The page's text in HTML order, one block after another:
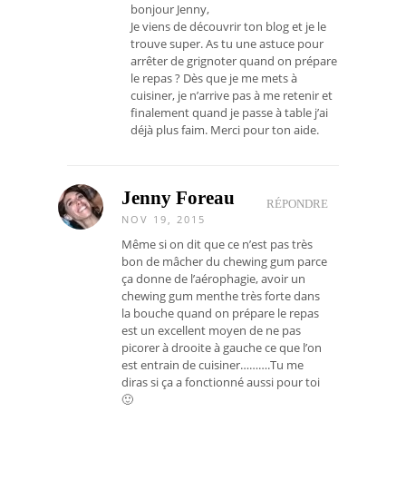
bonjour Jenny,
Je viens de découvrir ton blog et je le
trouve super. As tu une astuce pour
arrêter de grignoter quand on prépare
le repas ? Dès que je me mets à
cuisiner, je n’arrive pas à me retenir et
finalement quand je passe à table j’ai
déjà plus faim. Merci pour ton aide.
Jenny Foreau
NOV 19, 2015
RÉPONDRE
Même si on dit que ce n’est pas très
bon de mâcher du chewing gum parce
ça donne de l’aérophagie, avoir un
chewing gum menthe très forte dans
la bouche quand on prépare le repas
est un excellent moyen de ne pas
picorer à drooite à gauche ce que l’on
est entrain de cuisiner……….Tu me
diras si ça a fonctionné aussi pour toi
🙂